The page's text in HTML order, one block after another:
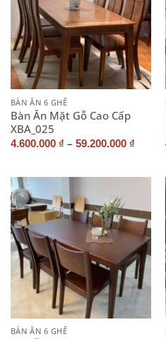
BÀN ĂN 6 GHẾ
Bàn Ăn Mặt Gỗ Cao Cấp
XBA_025
4.600.000 ₫ – 59.200.000 ₫
BÀN ĂN 6 GHẾ